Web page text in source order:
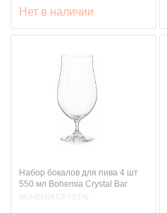
Нет в наличии
Набор бокалов для пива 4 шт
550 мл Bohemia Crystal Bar
BOHEMIA CRYSTAL